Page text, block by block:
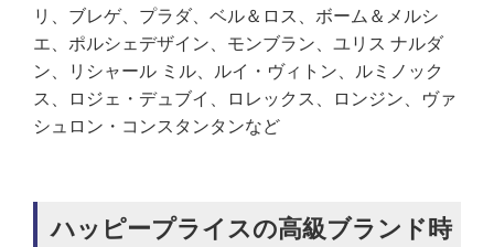
リ、ブレゲ、プラダ、ベル＆ロス、ボーム＆メルシ
エ、ポルシェデザイン、モンブラン、ユリス ナルダ
ン、リシャール ミル、ルイ・ヴィトン、ルミノック
ス、ロジェ・デュブイ、ロレックス、ロンジン、ヴァ
シュロン・コンスタンタンなど
ハッピープライスの高級ブランド時